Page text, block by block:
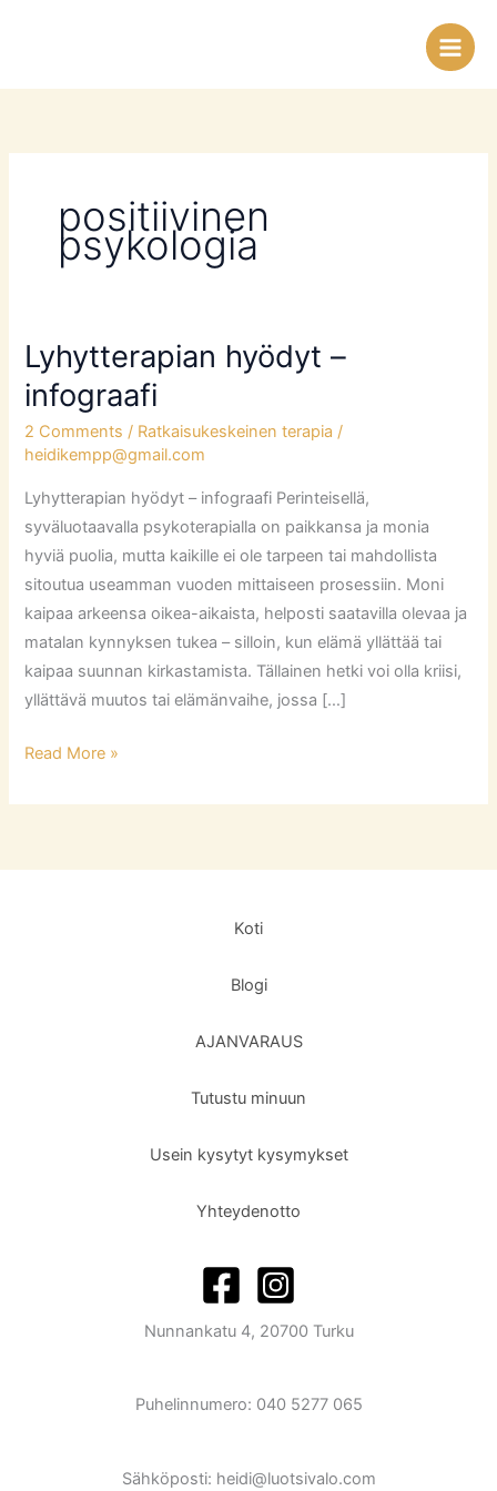
positiivinen
psykologia
Lyhytterapian hyödyt –
infograafi
2 Comments / Ratkaisukeskeinen terapia /
heidikempp@gmail.com
Lyhytterapian hyödyt – infograafi Perinteisellä,
syväluotaavalla psykoterapialla on paikkansa ja monia
hyviä puolia, mutta kaikille ei ole tarpeen tai mahdollista
sitoutua useamman vuoden mittaiseen prosessiin. Moni
kaipaa arkeensa oikea-aikaista, helposti saatavilla olevaa ja
matalan kynnyksen tukea – silloin, kun elämä yllättää tai
kaipaa suunnan kirkastamista. Tällainen hetki voi olla kriisi,
yllättävä muutos tai elämänvaihe, jossa […]
Lyhytterapian
hyödyt
–
infograafi
Read More »
Koti
Blogi
AJANVARAUS
Tutustu minuun
Usein kysytyt kysymykset
Yhteydenotto
Nunnankatu 4, 20700 Turku
Puhelinnumero: 040 5277 065
Sähköposti: heidi@luotsivalo.com